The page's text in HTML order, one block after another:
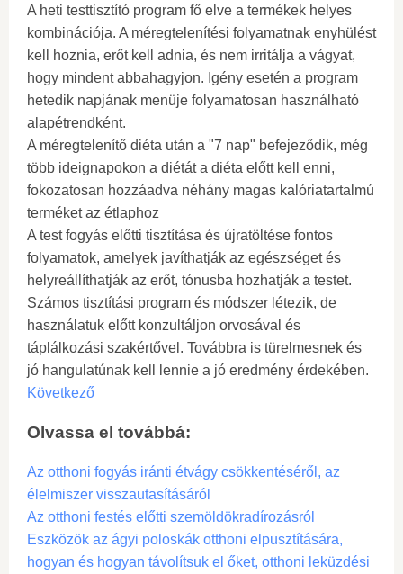
A heti testtisztító program fő elve a termékek helyes
kombinációja. A méregtelenítési folyamatnak enyhülést
kell hoznia, erőt kell adnia, és nem irritálja a vágyat,
hogy mindent abbahagyjon. Igény esetén a program
hetedik napjának menüje folyamatosan használható
alapétrendként.
A méregtelenítő diéta után a "7 nap" befejeződik, még
több ideignapokon a diétát a diéta előtt kell enni,
fokozatosan hozzáadva néhány magas kalóriatartalmú
terméket az étlaphoz
A test fogyás előtti tisztítása és újratöltése fontos
folyamatok, amelyek javíthatják az egészséget és
helyreállíthatják az erőt, tónusba hozhatják a testet.
Számos tisztítási program és módszer létezik, de
használatuk előtt konzultáljon orvosával és
táplálkozási szakértővel. Továbbra is türelmesnek és
jó hangulatúnak kell lennie a jó eredmény érdekében.
Következő
Olvassa el továbbá:
Az otthoni fogyás iránti étvágy csökkentéséről, az
élelmiszer visszautasításáról
Az otthoni festés előtti szemöldökradírozásról
Eszközök az ágyi poloskák otthoni elpusztítására,
hogyan és hogyan távolítsuk el őket, otthoni leküzdési